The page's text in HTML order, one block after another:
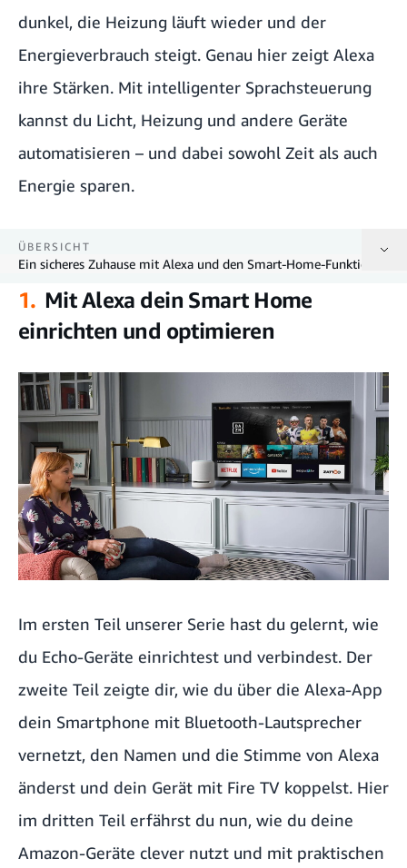
dunkel, die Heizung läuft wieder und der
Energieverbrauch steigt. Genau hier zeigt Alexa
ihre Stärken. Mit intelligenter Sprachsteuerung
kannst du Licht, Heizung und andere Geräte
automatisieren – und dabei sowohl Zeit als auch
Energie sparen.
ÜBERSICHT
Ein sicheres Zuhause mit Alexa und den Smart-Home-Funktionen
Mit Alexa dein Smart Home einrichten und optimieren
Mit Alexa die Drop-In-Funktion aktivieren
Ein sicheres Zuhause mit Alexa und den Smart-Home-Funktionen
1. Mit Alexa dein Smart Home
einrichten und optimieren
Im ersten Teil unserer Serie hast du gelernt, wie
du Echo-Geräte einrichtest und verbindest. Der
zweite Teil zeigte dir, wie du über die Alexa-App
dein Smartphone mit Bluetooth-Lautsprecher
vernetzt, den Namen und die Stimme von Alexa
änderst und dein Gerät mit Fire TV koppelst. Hier
im dritten Teil erfährst du nun, wie du deine
Amazon-Geräte clever nutzt und mit praktischen